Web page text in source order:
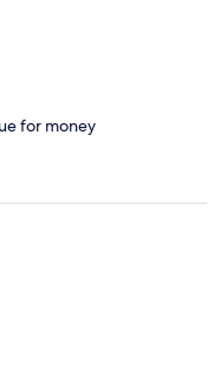
for money